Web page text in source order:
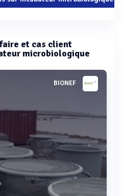
et cas client
microbiologique
BIONEF